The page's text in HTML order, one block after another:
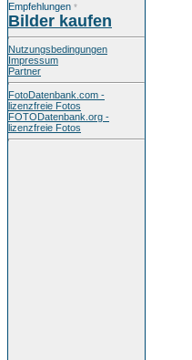
Empfehlungen *
Bilder kaufen
Nutzungsbedingungen
Impressum
Partner
FotoDatenbank.com -
lizenzfreie Fotos
FOTODatenbank.org -
lizenzfreie Fotos